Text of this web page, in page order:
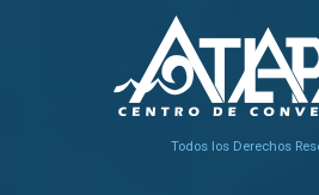
Todos los Derechos